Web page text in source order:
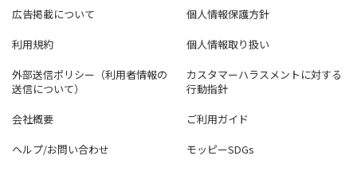
広告掲載について
個人情報保護方針
利用規約
個人情報取り扱い
外部送信ポリシー（利用者情報の
送信について）
カスタマーハラスメントに対する
行動指針
会社概要
ご利用ガイド
ヘルプ/お問い合わせ
モッピーSDGs